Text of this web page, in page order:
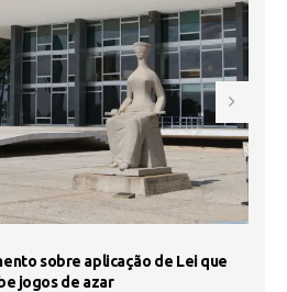
sobre aplicação de Lei que
jogos de azar